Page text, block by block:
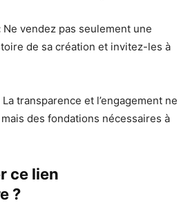
Ne vendez pas seulement une
de sa création et invitez-les à
La transparence et l’engagement ne
des fondations nécessaires à
ce lien
?